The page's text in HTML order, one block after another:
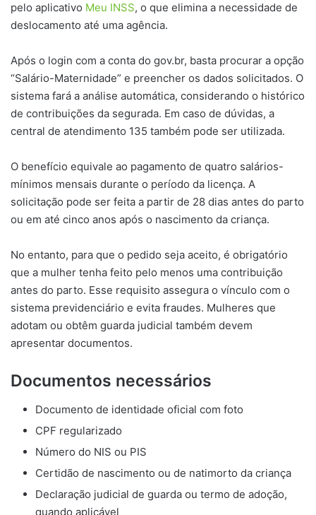
pelo aplicativo Meu INSS, o que elimina a necessidade de
deslocamento até uma agência.
Após o login com a conta do gov.br, basta procurar a opção
“Salário-Maternidade” e preencher os dados solicitados. O
sistema fará a análise automática, considerando o histórico
de contribuições da segurada. Em caso de dúvidas, a
central de atendimento 135 também pode ser utilizada.
O benefício equivale ao pagamento de quatro salários-
mínimos mensais durante o período da licença. A
solicitação pode ser feita a partir de 28 dias antes do parto
ou em até cinco anos após o nascimento da criança.
No entanto, para que o pedido seja aceito, é obrigatório
que a mulher tenha feito pelo menos uma contribuição
antes do parto. Esse requisito assegura o vínculo com o
sistema previdenciário e evita fraudes. Mulheres que
adotam ou obtêm guarda judicial também devem
apresentar documentos.
Documentos necessários
Documento de identidade oficial com foto
CPF regularizado
Número do NIS ou PIS
Certidão de nascimento ou de natimorto da criança
Declaração judicial de guarda ou termo de adoção,
quando aplicável